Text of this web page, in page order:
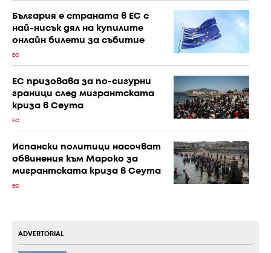
България е страната в ЕС с
най-нисък дял на купилите
онлайн билети за събитие
ЕС
ЕС призовава за по-сигурни
граници след мигрантската
криза в Сеута
ЕС
Испански политици насочват
обвинения към Мароко за
мигрантската криза в Сеута
ЕС
ADVERTORIAL